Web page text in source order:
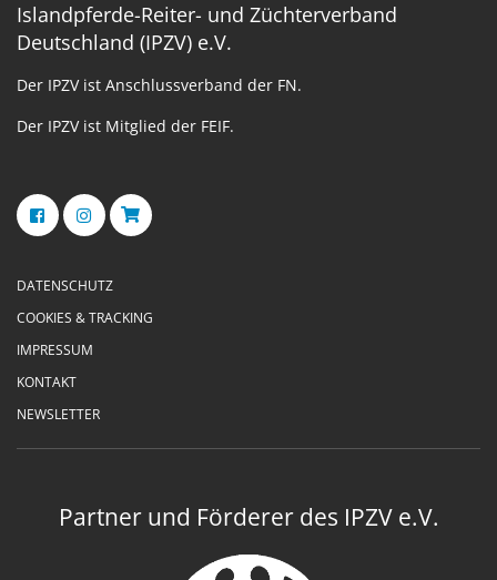
Islandpferde-Reiter- und Züchterverband
Deutschland (IPZV) e.V.
Der IPZV ist Anschlussverband der FN.
Der IPZV ist Mitglied der FEIF.
DATENSCHUTZ
COOKIES & TRACKING
IMPRESSUM
KONTAKT
NEWSLETTER
Partner und Förderer des IPZV e.V.